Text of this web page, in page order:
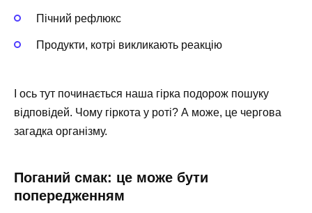
Пічний рефлюкс
Продукти, котрі викликають реакцію
І ось тут починається наша гірка подорож пошуку
відповідей. Чому гіркота у роті? А може, це чергова
загадка організму.
Поганий смак: це може бути
попередженням